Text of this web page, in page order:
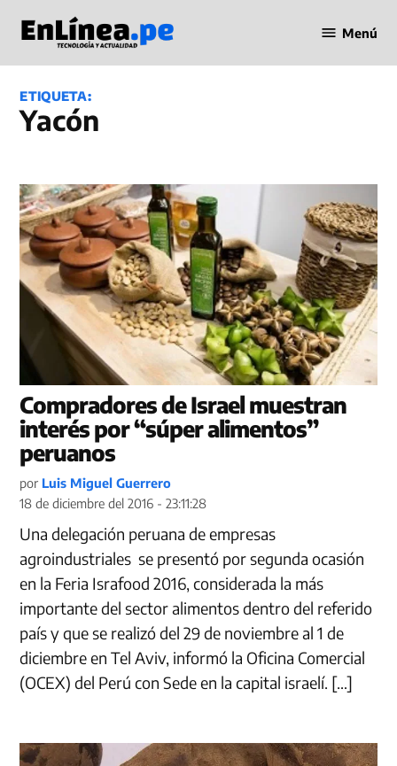
contenido
en Línea
Menú
ETIQUETA:
yacón
Compradores de Israel muestran
interés por “súper alimentos”
peruanos
por Luis Miguel Guerrero
18 de diciembre del 2016 - 23:11:28
Una delegación peruana de empresas
agroindustriales se presentó por segunda ocasión
en la Feria Israfood 2016, considerada la más
importante del sector alimentos dentro del referido
país y que se realizó del 29 de noviembre al 1 de
diciembre en Tel Aviv, informó la Oficina Comercial
(OCEX) del Perú con Sede en la capital israelí. […]